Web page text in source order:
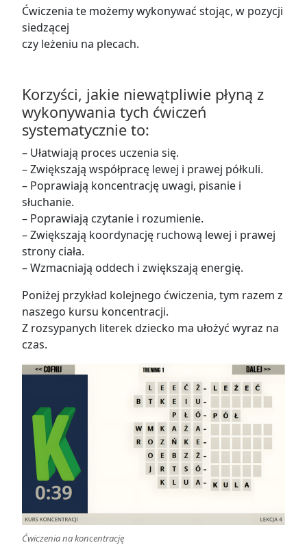
Ćwiczenia te możemy wykonywać stojąc, w pozycji
siedzącej
czy leżeniu na plecach.
Korzyści, jakie niewątpliwie płyną z
wykonywania tych ćwiczeń
systematycznie to:
– Ułatwiają proces uczenia się.
– Zwiększają współpracę lewej i prawej półkuli.
– Poprawiają koncentrację uwagi, pisanie i
słuchanie.
– Poprawiają czytanie i rozumienie.
– Zwiększają koordynację ruchową lewej i prawej
strony ciała.
– Wzmacniają oddech i zwiększają energię.
Poniżej przykład kolejnego ćwiczenia, tym razem z
naszego kursu koncentracji.
Z rozsypanych literek dziecko ma ułożyć wyraz na
czas.
Ćwiczenia na koncentrację